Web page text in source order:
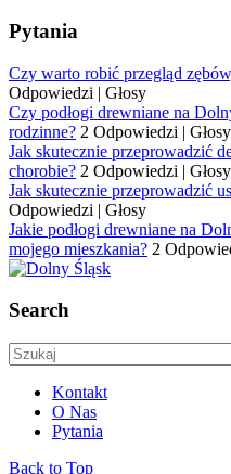
Pytania
Czy warto robić przegląd
Odpowiedzi | Głosy
Czy podłogi drewniane na
rodzinne? 2 Odpowiedzi | Głosy
Jak skutecznie przeprowadzić
chorobie? 2 Odpowiedzi | Głosy
Jak skutecznie przeprowadzić
Odpowiedzi | Głosy
Jakie podłogi drewniane na
mojego mieszkania? 2
Search
Kontakt
O Nas
Pytania
Back to Top